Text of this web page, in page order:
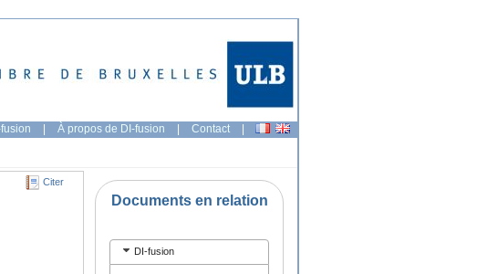
| À propos de DI-fusion | Contact |
Citer
Documents en relation
DI-fusion